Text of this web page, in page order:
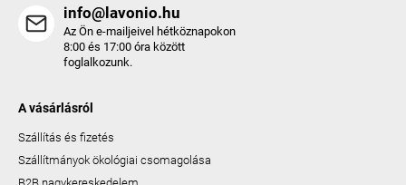
info@lavonio.hu
Az Ön e-mailjeivel hétköznapokon
8:00 és 17:00 óra között
foglalkozunk.
A vásárlásról
Szállítás és fizetés
Szállítmányok ökológiai csomagolása